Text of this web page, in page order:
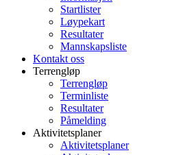
Startlister
Løypekart
Resultater
Mannskapsliste
Kontakt oss
Terrengløp
Terrengløp
Terminliste
Resultater
Påmelding
Aktivitetsplaner
Aktivitetsplaner